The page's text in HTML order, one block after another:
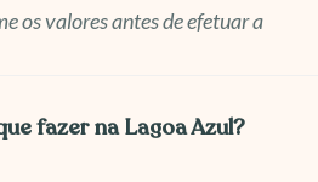
os valores antes de efetuar a
fazer na Lagoa Azul?